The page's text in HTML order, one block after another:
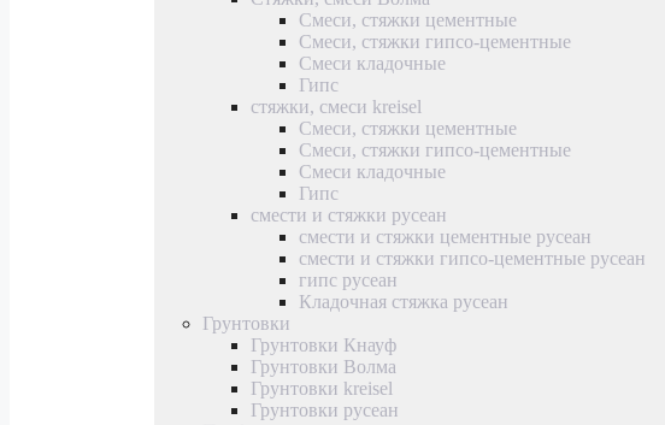
Смеси, стяжки цементные
Смеси, стяжки гипсо-цементные
Смеси кладочные
Гипс
стяжки, смеси kreisel
Смеси, стяжки цементные
Смеси, стяжки гипсо-цементные
Смеси кладочные
Гипс
смести и стяжки русеан
смести и стяжки цементные русеан
смести и стяжки гипсо-цементные русеан
гипс русеан
Кладочная стяжка русеан
Грунтовки
Грунтовки Кнауф
Грунтовки Волма
Грунтовки kreisel
Грунтовки русеан